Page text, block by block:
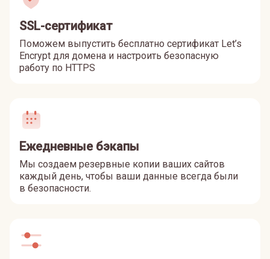
SSL-сертификат
Поможем выпустить бесплатно сертификат Let’s
Encrypt для домена и настроить безопасную
работу по HTTPS
Ежедневные бэкапы
Мы создаем резервные копии ваших сайтов
каждый день, чтобы ваши данные всегда были
в безопасности.